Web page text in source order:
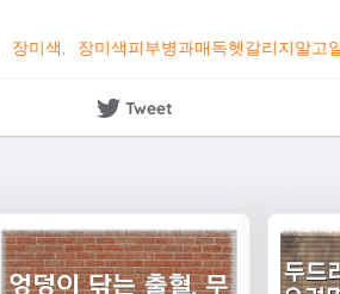
장미색 장미색피부병과매독헷갈리지말고
Tweet